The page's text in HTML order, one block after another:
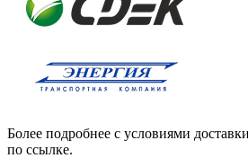
Более подробнее с условиями
по ссылке.